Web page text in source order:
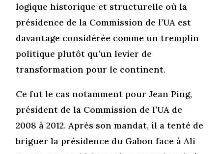
logique historique et structurelle où la
présidence de la Commission de l’UA est
davantage considérée comme un tremplin
politique plutôt qu’un levier de
transformation pour le continent.
Ce fut le cas notamment pour Jean Ping,
président de la Commission de l’UA de
2008 à 2012. Après son mandat, il a tenté de
briguer la présidence du Gabon face à Ali